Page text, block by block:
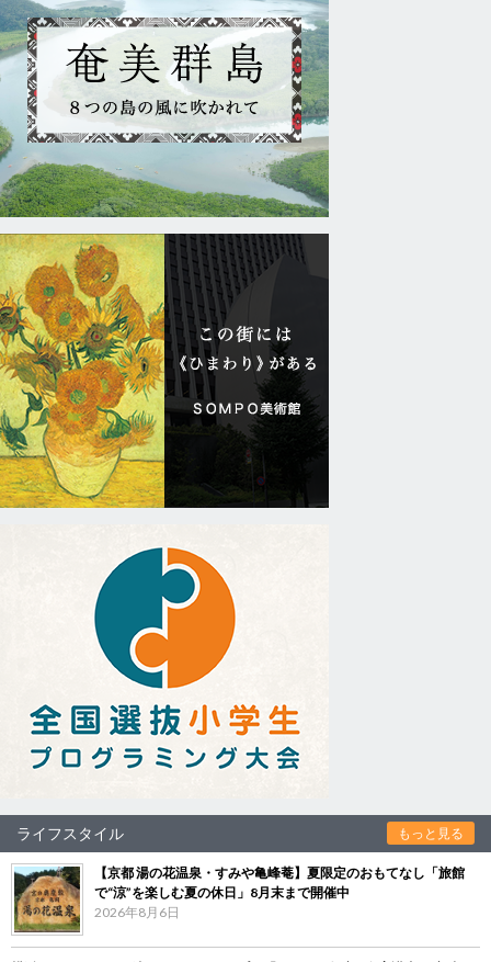
ライフスタイル もっと見る
【京都 湯の花温泉・すみや亀峰菴】夏限定のおもてなし「旅館
で“涼”を楽しむ夏の休日」8月末まで開催中
2026年8月6日